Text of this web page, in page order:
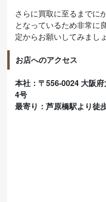
さらに買取に至るまでに
となっているため非常に
定からお願いしてみましょ
お店へのアクセス
本社：〒556-0024 大阪
4号
最寄り：芦原橋駅より徒